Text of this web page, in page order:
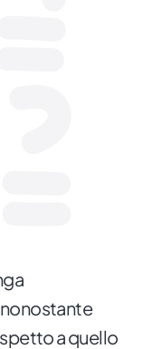
a quello